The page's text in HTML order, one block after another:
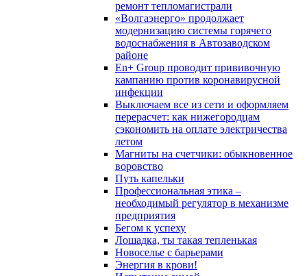
ремонт тепломагистрали
«Волгаэнерго» продолжает
модернизацию системы горячего
водоснабжения в Автозаводском
районе
En+ Group проводит прививочную
кампанию против коронавирусной
инфекции
Выключаем все из сети и оформляем
перерасчет: как нижегородцам
сэкономить на оплате электричества
летом
Магниты на счетчики: обыкновенное
воровство
Путь капельки
Профессиональная этика –
необходимый регулятор в механизме
предприятия
Бегом к успеху
Лошадка, ты такая тепленькая
Новоселье с барьерами
Энергия в крови!